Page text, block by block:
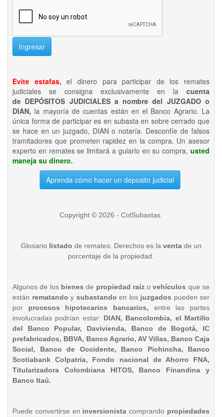
Ingresar
Evite estafas, el dinero para participar de los remates
judiciales se consigna exclusivamente en la cuenta
de DEPÓSITOS JUDICIALES a nombre del JUZGADO o
DIAN, la mayoría de cuentas están en el Banco Agrario. La
única forma de participar es en subasta en sobre cerrado que
se hace en un juzgado, DIAN o notaría. Desconfíe de falsos
tramitadores que prometen rapidez en la compra. Un asesor
experto en remates se limitará a guiarlo en su compra, usted
maneja su dinero.
Aprenda cómo hacer un deposito judicial
Copyright © 2026 - ColSubastas
Glosario listado de remates: Derechos es la ventade un
porcentaje de la propiedad.
Algunos de los bienesde propiedad raízo vehículos que se
están rematando y subastando en los juzgados pueden ser
por procesos hipotecarios bancarios, entre las partes
involucradas podrían estar: DIAN, Bancolombia, el Martillo
del Banco Popular, Davivienda, Banco de Bogotá, IC
prefabricados, BBVA, Banco Agrario, AV Villas, Banco Caja
Social, Banco de Occidente, Banco Pichincha, Banco
Scotiabank Colpatria, Fondo nacional de Ahorro FNA,
Titularizadora Colombiana HITOS, Banco Finandina y
Banco Itaú.
Puede convertirse en inversionista comprando propiedades